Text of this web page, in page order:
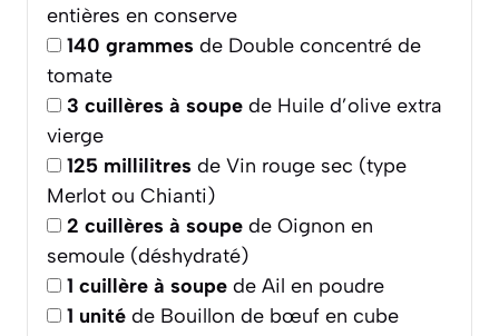
entières en conserve
140 grammes de Double concentré de
tomate
3 cuillères à soupe de Huile d’olive extra
vierge
125 millilitres de Vin rouge sec (type
Merlot ou Chianti)
2 cuillères à soupe de Oignon en
semoule (déshydraté)
1 cuillère à soupe de Ail en poudre
1 unité de Bouillon de bœuf en cube